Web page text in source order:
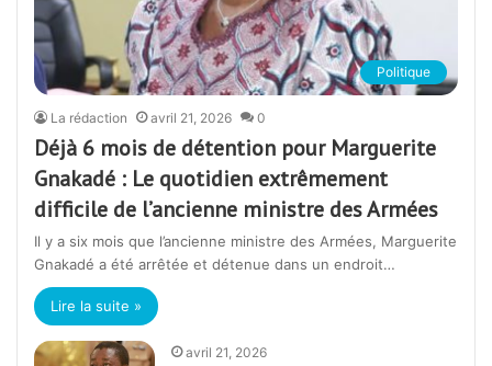
Politique
La rédaction avril 21, 2026 0
Déjà 6 mois de détention pour Marguerite
Gnakadé : Le quotidien extrêmement
difficile de l’ancienne ministre des Armées
Il y a six mois que l’ancienne ministre des Armées, Marguerite
Gnakadé a été arrêtée et détenue dans un endroit…
Lire la suite »
avril 21, 2026